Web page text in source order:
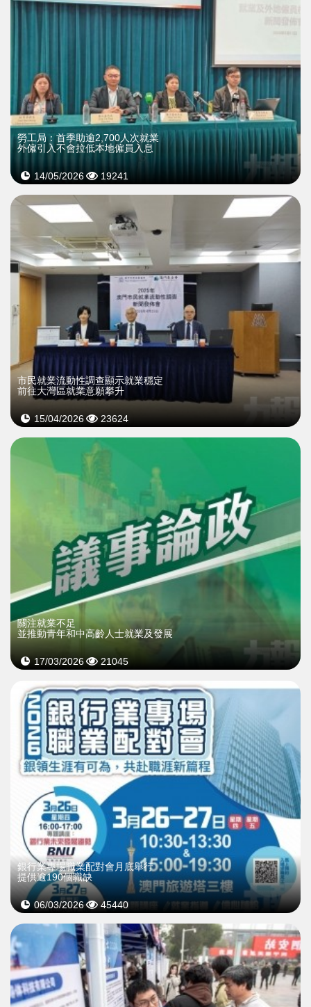
勞工局：首季助逾2,700人次就業
外僱引入不會拉低本地僱員入息
14/05/2026 19241
市民就業流動性調查顯示就業穩定
前往大灣區就業意願攀升
15/04/2026 23624
關注就業不足
並推動青年和中高齡人士就業及發展
17/03/2026 21045
銀行業專場職業配對會月底舉行
提供逾190個職缺
06/03/2026 45440